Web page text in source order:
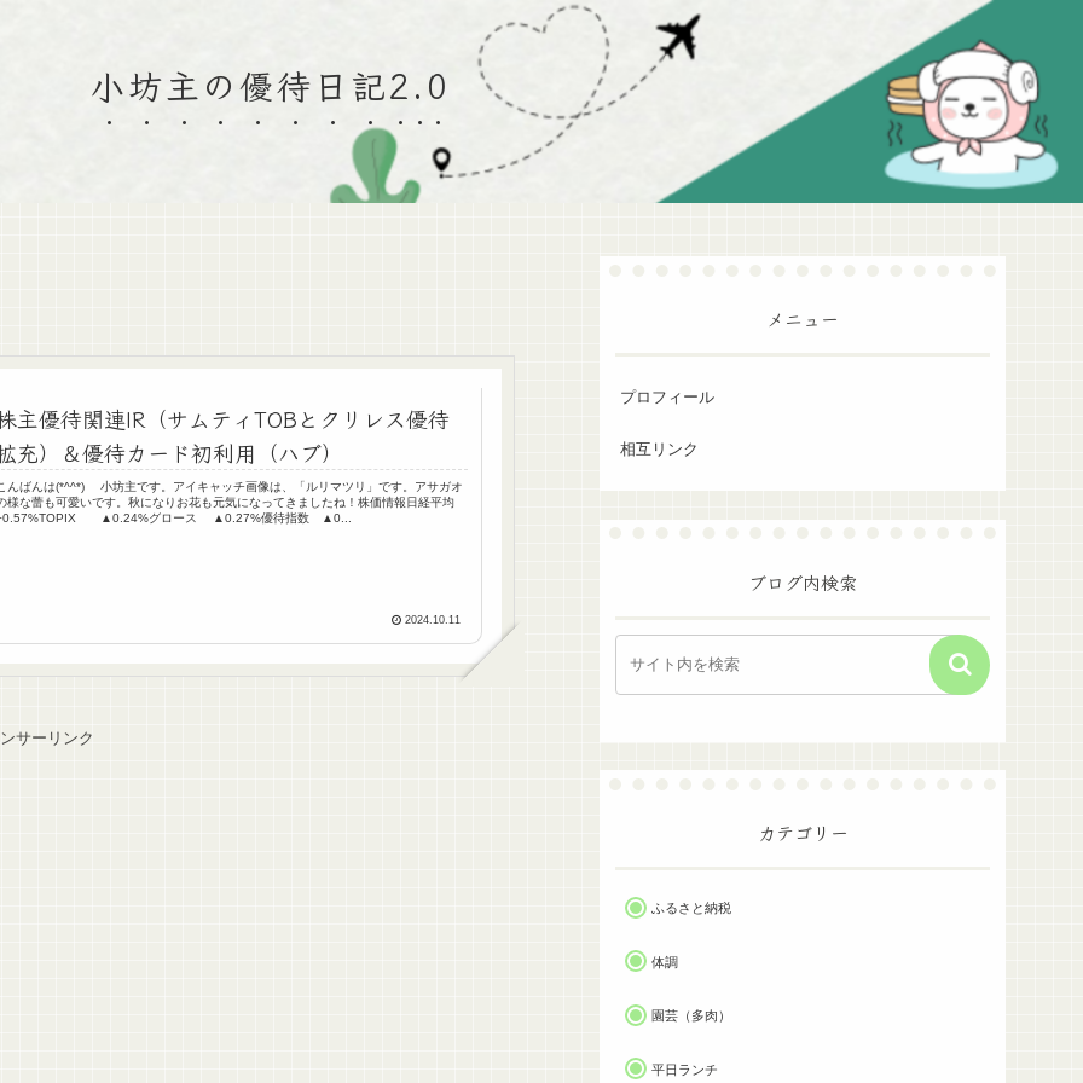
小坊主の優待日記2.0
主優待関連IR（サムティTOBとクリレス優待
充）＆優待カード初利用（ハブ）
んばんは(*^^*) 小坊主です。アイキャッチ画像は、「ルリマツリ」です。アサガオ
様な蕾も可愛いです。秋になりお花も元気になってきましたね！株価情報日経平均
▲0.24%グロース ▲0.27%優待指数 ▲0...
2024.10.11
サーリンク
メニュー
プロフィール
相互リンク
ブログ内検索
カテゴリー
ふるさと納税
体調
園芸（多肉）
平日ランチ